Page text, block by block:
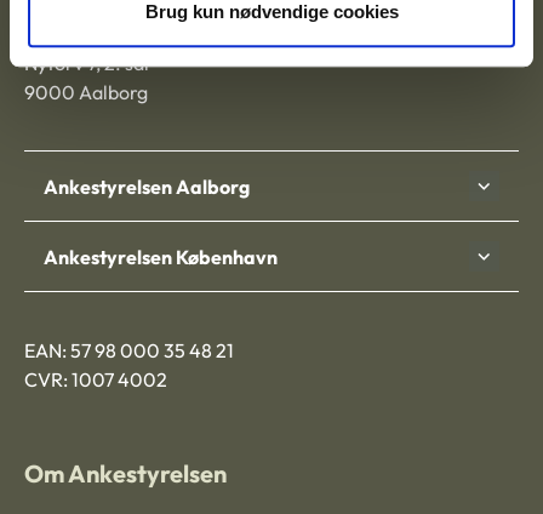
Brug kun nødvendige cookies
Nytorv 7, 2. sal
9000 Aalborg
Ankestyrelsen Aalborg
Ankestyrelsen København
EAN: 57 98 000 35 48 21
CVR: 1007 4002
Om Ankestyrelsen